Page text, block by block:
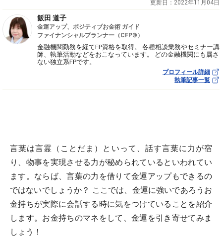
更新日： 2022年11月04日
飯田 道子
金運アップ、ポジティブお金術 ガイド
ファイナンシャルプランナー（CFP®）
金融機関勤務を経てFP資格を取得。 各種相談業務やセミナー講
師、執筆活動などをおこなっています。 どの金融機関にも属さ
ない独立系FPです。
プロフィール詳細
執筆記事一覧
言葉は言霊（ことだま）といって、話す言葉に力が宿
り、物事を実現させる力が秘められているといわれてい
ます。ならば、言葉の力を借りて金運アップもできるの
ではないでしょうか？ ここでは、金運に強いであろうお
金持ちが実際に会話する時に気をつけていることを紹介
します。お金持ちのマネをして、金運を引き寄せてみま
しょう！